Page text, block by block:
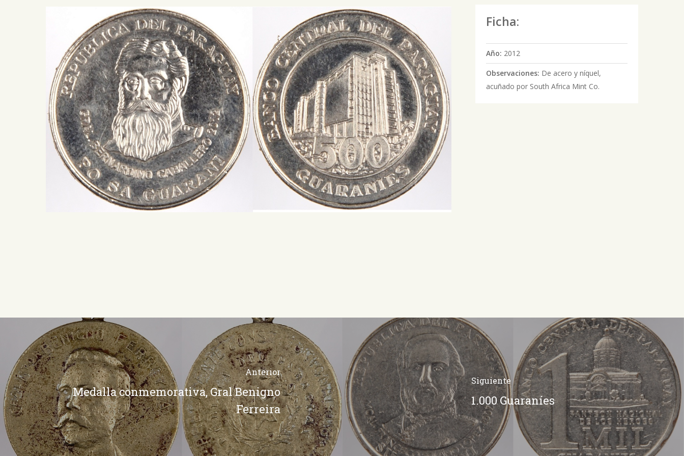
Ficha:
Año: 2012
Observaciones: De acero y níquel,
acuñado por South Africa Mint Co.
Anterior
Medalla conmemorativa, Gral Benigno
Ferreira
Siguiente
1.000 Guaraníes